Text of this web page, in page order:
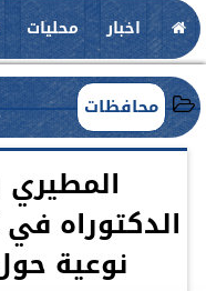
اخبار محليات
محافظات
الدكتوراه في
نوعية